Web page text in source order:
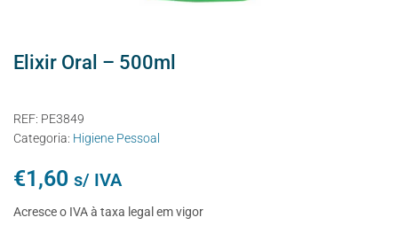
Elixir Oral – 500ml
REF: PE3849
Categoria: Higiene Pessoal
€1,60 s/ IVA
Acresce o IVA à taxa legal em vigor